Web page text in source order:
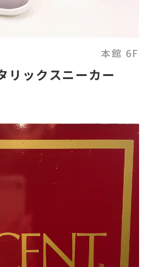
本館 6F
ックスニーカー